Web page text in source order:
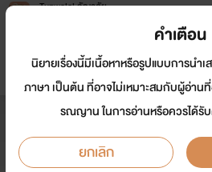
Tunwalai ธัญวลัย
หน้าแรก นิยาย อีบุ๊ก ก
Bad Guy รักร้ายนาย
NC 25++
คำเตือน
นิยายเรื่องนี้มีเนื้อหาหรือรูปแบบการนำ
ภาษา เป็นต้น ที่อาจไม่เหมาะสมกับผู้อ่าน
รณญาน ในการอ่านหรือควรได้รั
ยกเลิก